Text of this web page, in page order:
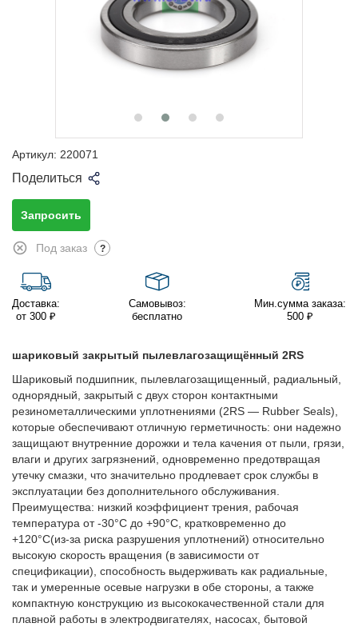
Артикул: 220071
Поделиться
Запросить
Под заказ ?
Доставка:
от 300 ₽
Самовывоз:
бесплатно
Мин.сумма заказа:
500 ₽
шариковый закрытый пылевлагозащищённый 2RS
Шариковый подшипник, пылевлагозащищенный, радиальный,
однорядный, закрытый с двух сторон контактными
резинометаллическими уплотнениями (2RS — Rubber Seals),
которые обеспечивают отличную герметичность: они надежно
защищают внутренние дорожки и тела качения от пыли, грязи,
влаги и других загрязнений, одновременно предотвращая
утечку смазки, что значительно продлевает срок службы в
эксплуатации без дополнительного обслуживания.
Преимущества: низкий коэффициент трения, рабочая
температура от -30°C до +90°C, кратковременно до
+120°C(из-за риска разрушения уплотнений) относительно
высокую скорость вращения (в зависимости от
спецификации), способность выдерживать как радиальные,
так и умеренные осевые нагрузки в обе стороны, а также
компактную конструкцию из высококачественной стали для
плавной работы в электродвигателях, насосах, бытовой